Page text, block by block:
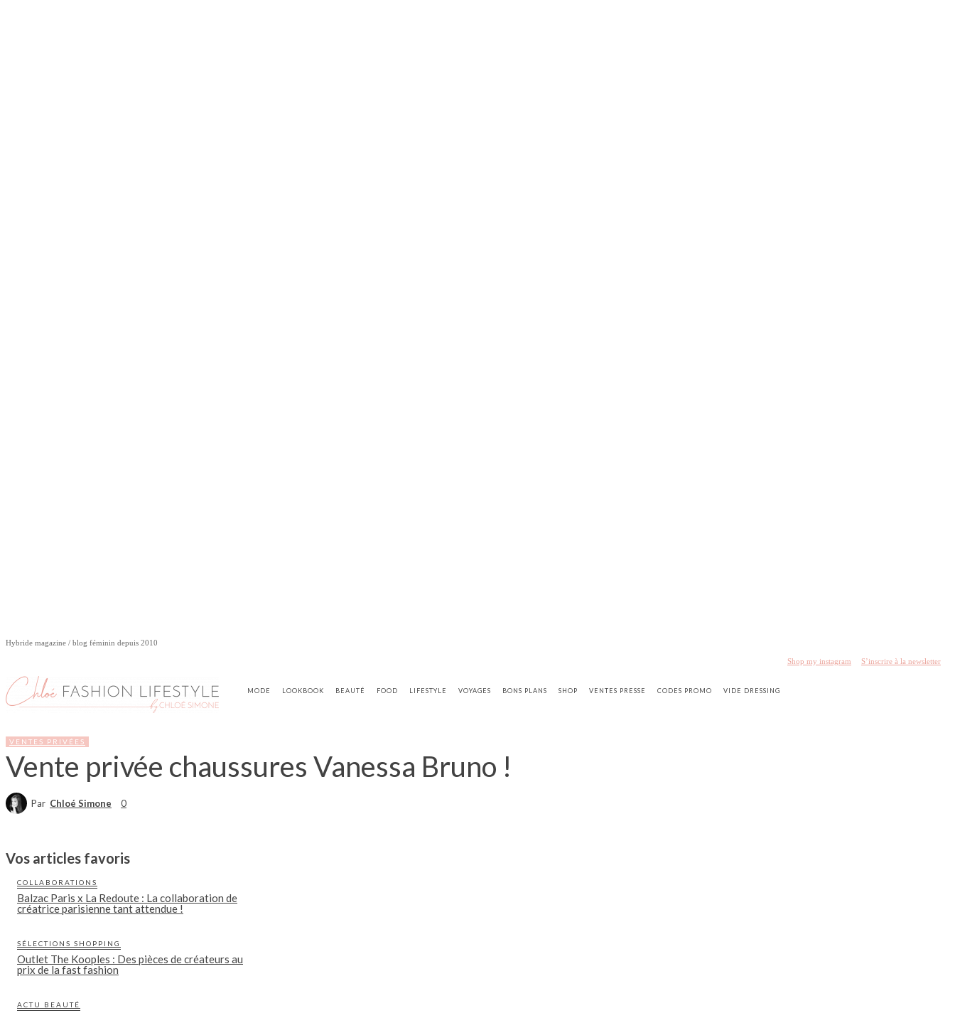
Hybride magazine / blog féminin depuis 2010
Shop my instagram S’inscrire à la newsletter
MODE LOOKBOOK BEAUTÉ FOOD LIFESTYLE VOYAGES BONS PLANS SHOP VENTES PRESSE CODES PROMO VIDE DRESSING
VENTES PRIVÉES
Vente privée chaussures Vanessa Bruno !
Par Chloé Simone 0
Vos articles favoris
COLLABORATIONS
Balzac Paris x La Redoute : La collaboration de
créatrice parisienne tant attendue !
SÉLECTIONS SHOPPING
Outlet The Kooples : Des pièces de créateurs au
prix de la fast fashion
ACTU BEAUTÉ